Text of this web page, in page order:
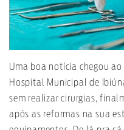
Uma boa notícia chegou
Hospital Municipal de
sem realizar cirurgias,
após as reformas na sua